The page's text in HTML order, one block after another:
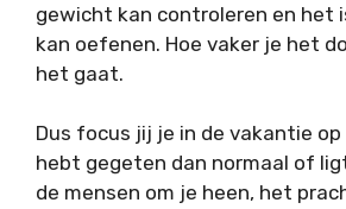
gewicht kan controleren en het
kan oefenen. Hoe vaker je het
het gaat.
Dus focus jij je in de vakantie
hebt gegeten dan normaal of
de mensen om je heen, het